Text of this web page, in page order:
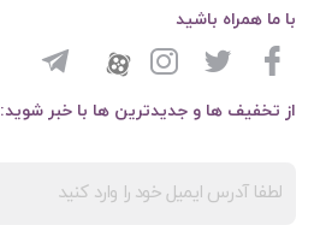
از تخفیف ها و جدیدترین ها با خبر شوید:
با ما همراه باشید